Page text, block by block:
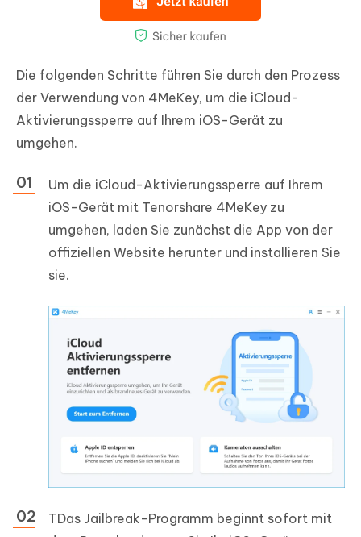
Die folgenden Schritte führen Sie durch den Prozess
der Verwendung von 4MeKey, um die iCloud-
Aktivierungssperre auf Ihrem iOS-Gerät zu
umgehen.
Um die iCloud-Aktivierungssperre auf Ihrem
iOS-Gerät mit Tenorshare 4MeKey zu
umgehen, laden Sie zunächst die App von der
offiziellen Website herunter und installieren Sie
sie.
TDas Jailbreak-Programm beginnt sofort mit